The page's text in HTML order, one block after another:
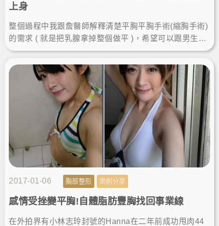
上身
整個過程中我跟詹醫師解釋清楚平胸平胸手術(縮胸手術)
的需求 ( 就是把乳腺拿掉整個做平 )，希望可以跟男生一
樣脫掉上衣舒適自在地生活。最後詢問完後，不知為什
麼突然覺得心裡的石頭放下來了，很開心很興奮，因為
我的夢想終於要實現了
2017-01-06 胸部整形 案例分享
感情受挫變平胸!自體脂肪豐胸找回事業線
在外拍界有小林志玲封號的Hanna在二年前成功甩肉44